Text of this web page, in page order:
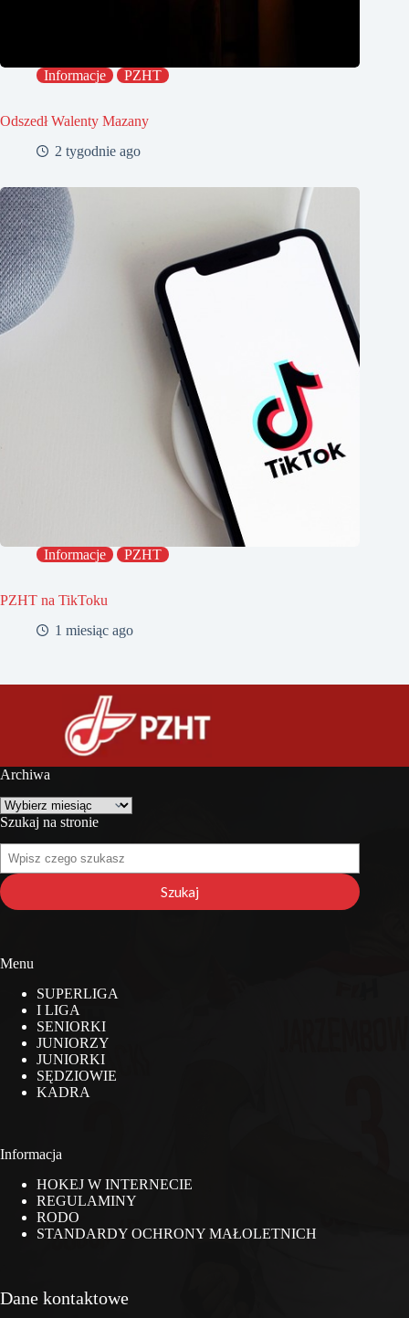
Informacje PZHT
Odszedł Walenty Mazany
2 tygodnie ago
Informacje PZHT
PZHT na TikToku
1 miesiąc ago
Archiwa
Archiwa
Szukaj na stronie
Szukaj
na
stronie
Szukaj
Menu
SUPERLIGA
I LIGA
SENIORKI
JUNIORZY
JUNIORKI
SĘDZIOWIE
KADRA
Informacja
HOKEJ W INTERNECIE
REGULAMINY
RODO
STANDARDY OCHRONY MAŁOLETNICH
Dane kontaktowe